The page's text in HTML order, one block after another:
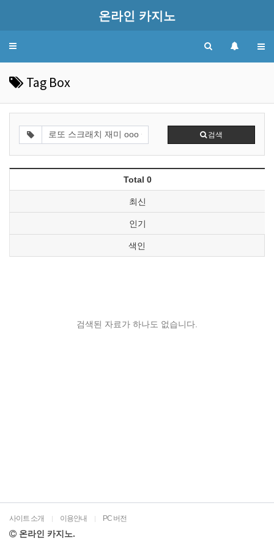
온라인 카지노
Toggle
Tag Box
검색
Total 0
최신
인기
색인
검색된 자료가 하나도 없습니다.
사이트 소개 | 이용안내 | PC 버전
온라인 카지노.